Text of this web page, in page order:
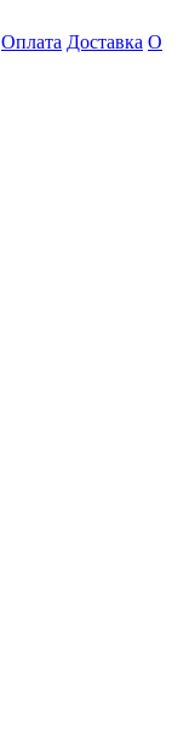
Оплата Доставка О